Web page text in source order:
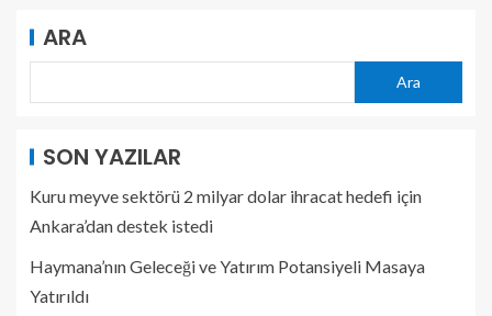
ARA
Ara
SON YAZILAR
Kuru meyve sektörü 2 milyar dolar ihracat hedefi için
Ankara’dan destek istedi
Haymana’nın Geleceği ve Yatırım Potansiyeli Masaya
Yatırıldı